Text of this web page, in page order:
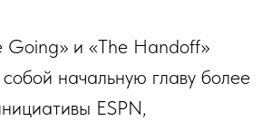
Going» и «The Handoff»
начальную главу более
ESPN,